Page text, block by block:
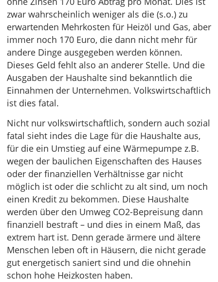
zwar wahrscheinlich weniger als die (s.o.) zu
erwartenden Mehrkosten für Heizöl und Gas, aber
immer noch 170 Euro, die dann nicht mehr für
andere Dinge ausgegeben werden können.
Dieses Geld fehlt also an anderer Stelle. Und die
Ausgaben der Haushalte sind bekanntlich die
Einnahmen der Unternehmen. Volkswirtschaftlich
ist dies fatal.
Nicht nur volkswirtschaftlich, sondern auch sozial
fatal sieht indes die Lage für die Haushalte aus,
für die ein Umstieg auf eine Wärmepumpe z.B.
wegen der baulichen Eigenschaften des Hauses
oder der finanziellen Verhältnisse gar nicht
möglich ist oder die schlicht zu alt sind, um noch
einen Kredit zu bekommen. Diese Haushalte
werden über den Umweg CO2-Bepreisung dann
finanziell bestraft – und dies in einem Maß, das
extrem hart ist. Denn gerade ärmere und ältere
Menschen leben oft in Häusern, die nicht gerade
gut energetisch saniert sind und die ohnehin
schon hohe Heizkosten haben.